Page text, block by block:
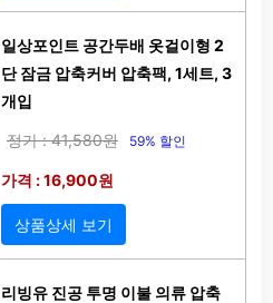
일상포인트 공간두배 옷걸이형 2
단 잠금 압축커버 압축팩, 1세트, 3
개입
정가 : 41,580원 59% 할인
가격 : 16,900원
상품상세 보기
리빙유 진공 투명 이불 의류 압축